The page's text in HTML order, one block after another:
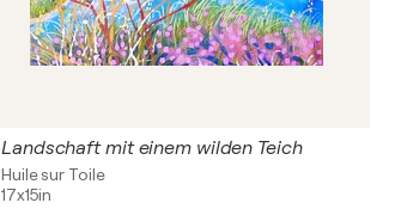
Landschaft mit einem wilden Teich
Huile sur Toile
17x15in